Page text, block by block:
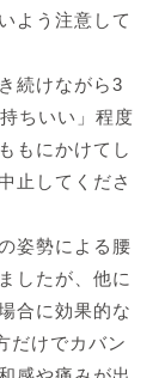
よう注意して
続けながら3
ちいい」程度
もにかけてし
止してくださ
姿勢による腰
したが、他に
合に効果的な
だけでカバン